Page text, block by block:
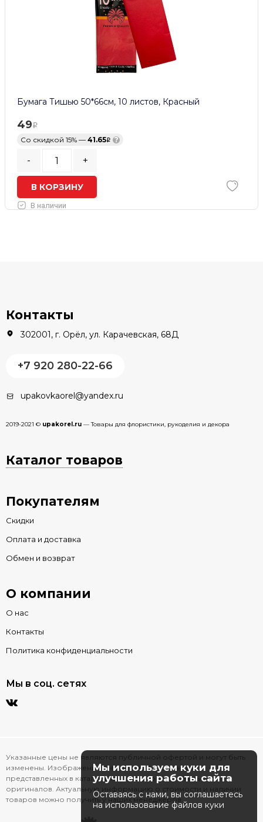
Бумага Тишью 50*66см, 10 листов, Красный
49
Со скидкой 15% — 41.65 ?
- +
В КОРЗИНУ
В наличии
Контакты
302001, г. Орёл, ул. Карачевская, 68Д
+7 920 280-22-66
upakovkaorel@yandex.ru
2019-2021 © upakorel.ru — Товары для флористики, рукоделия и декора
Каталог товаров
Покупателям
Скидки
Оплата и доставка
Обмен и возврат
О компании
О нас
Контакты
Политика конфиденциальности
Мы в соц. сетях
Указанные цены не являются публичной офертой и могут быть
изменены. Изображения товаров на фотографиях,
представленных в каталоге на сайте, могут отличаться от
оригиналов. Актуальную информацию о стоимости и наличии
товаров можно получить у наших менеджеров.
Мы используем куки для
улучшения работы сайта
Оставаясь с нами, вы соглашаетесь
на использование файлов куки